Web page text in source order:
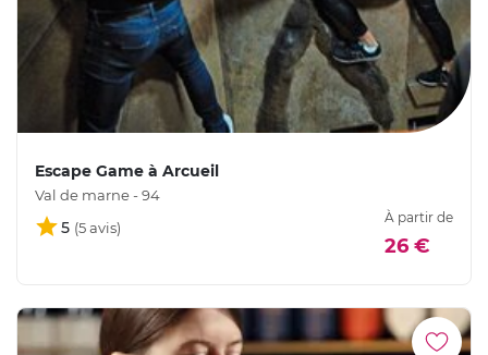
Escape Game à Arcueil
Val de marne - 94
5
À partir de
26 €